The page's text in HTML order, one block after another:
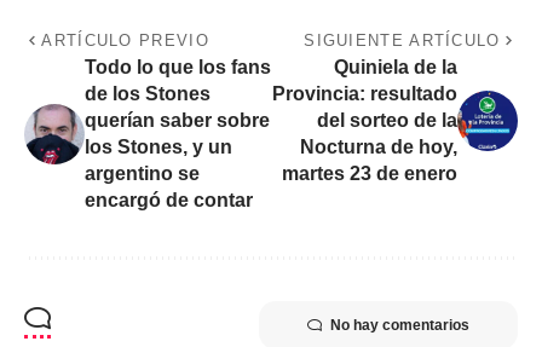
ARTÍCULO PREVIO
Todo lo que los fans
de los Stones
querían saber sobre
los Stones, y un
argentino se
encargó de contar
SIGUIENTE ARTÍCULO
Quiniela de la
Provincia: resultado
del sorteo de la
Nocturna de hoy,
martes 23 de enero
No hay comentarios